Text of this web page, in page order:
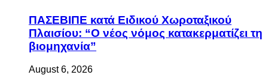
ΠΑΣΕΒΙΠΕ κατά Ειδικού Χωροταξικού
Πλαισίου: “Ο νέος νόμος κατακερματίζει τη
βιομηχανία”
August 6, 2026